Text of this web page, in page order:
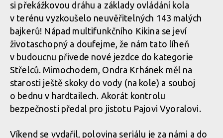
si překážkovou dráhu a základy ovládání kola
v terénu vyzkoušelo neuvěřitelných 143 malých
bajkerů! Nápad multifunkčního Kikina se jeví
životaschopný a doufejme, že nám tato líheň
v budoucnu přivede nové jezdce do kategorie
Střelců. Mimochodem, Ondra Krhánek měl na
starosti ještě skoky do vody (na kole) a souboj
o bednu v hardtailech. Akorát kontrolu
bezpečnosti předal pro jistotu Pajovi Vyoralovi.
Víkend se vydařil, polovina seriálu je za námi a do